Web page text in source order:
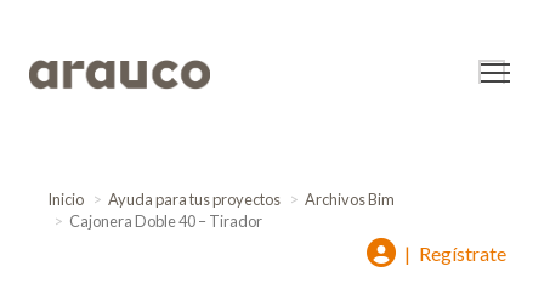
Inicio Ayuda para tus proyectos
Archivos Bim
Cajonera Doble 40 – Tirador
| Regístrate